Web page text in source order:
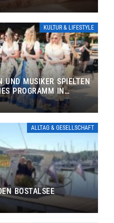
KULTUR & LIFESTYLE
MUSIKER SPIELTEN
PROGRAMM IN
ALLTAG & GESELLSCHAFT
BOSTALSEE